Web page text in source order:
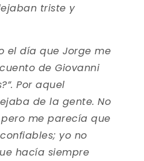
triste y
el día que Jorge me
de Giovanni
Por aquel
de la gente. No
me parecía que
yo no
hacía siempre